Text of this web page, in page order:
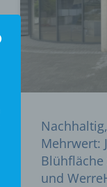
Mehrwert:
und